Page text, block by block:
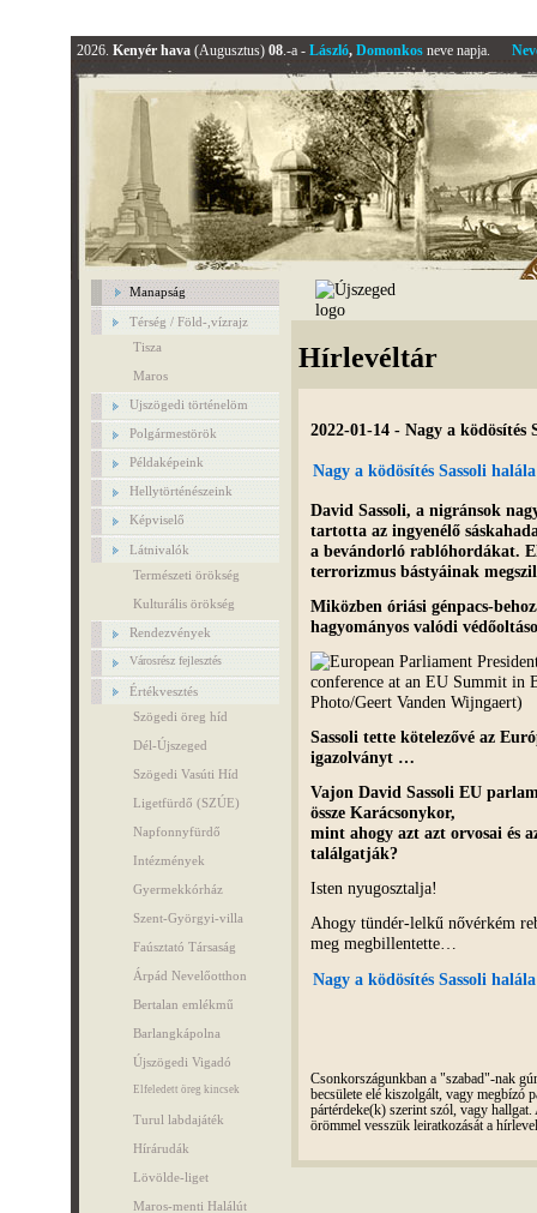
2026. Kenyér hava (Augusztus) 08.-a - László, Domonkosneve napja.
Manapság
Térség / Föld-,vízrajz
Tisza
Maros
Ujszögedi történelöm
Polgármestörök
Példaképeink
Hellytörténészeink
Képviselő
Látnivalók
Természeti örökség
Kulturális örökség
Rendezvények
Városrész fejlesztés
Értékvesztés
Szögedi öreg híd
Dél-Újszeged
Szögedi Vasúti Híd
Ligetfürdő (SZÚE)
Napfonnyfürdő
Intézmények
Gyermekkórház
Szent-Györgyi-villa
Faúsztató Társaság
Árpád Nevelőotthon
Bertalan emlékmű
Barlangkápolna
Újszögedi Vigadó
Elfeledett öreg kincsek
Turul labdajáték
Hírárudák
Lövölde-liget
Maros-menti Halálút
Hírlevéltár
2022-01-14 - Nagy a
Nagy a ködösítés Sassoli
David Sassoli, a nigránsok
tartotta az ingyenélő
a bevándorló rablóhordákat.
terrorizmus bástyáinak
Miközben óriási génpacs-
hagyományos valódi
Sassoli tette kötelezővé az
igazolványt …
Vajon David Sassoli EU
össze Karácsonykor,
mint ahogy azt azt orvosai és
találgatják?
Isten nyugosztalja!
Ahogy tündér-lelkű nővérkém
meg megbillentette…
Nagy a ködösítés Sassoli
Csonkországunkban a "szabad"-nak
becsülete elé kiszolgált, vagy megbízó
pártérdeke(k) szerint szól, vagy
örömmel vesszük leiratkozását a